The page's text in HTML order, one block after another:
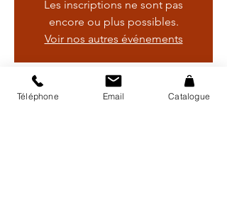
Les inscriptions ne sont pas
encore ou plus possibles.
Voir nos autres événements
Heure et lieu
Téléphone Email Catalogue